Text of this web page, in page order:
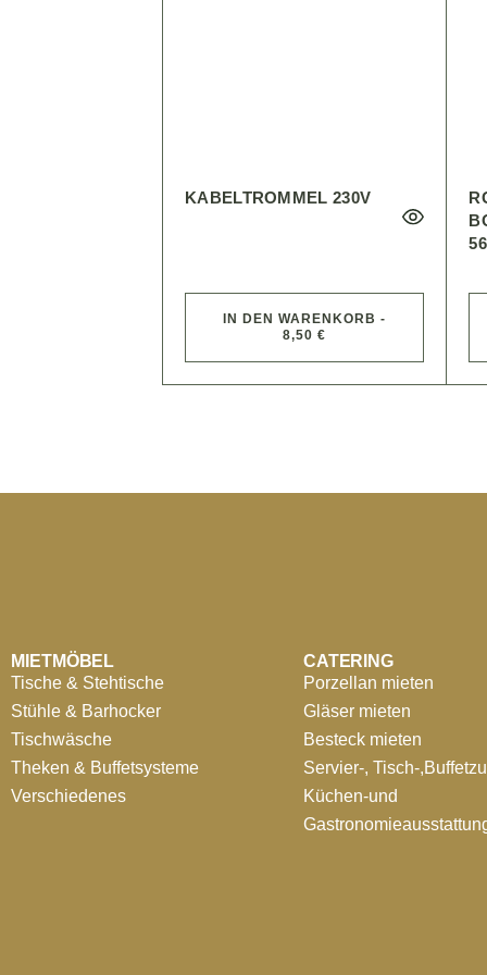
KABELTROMMEL 230V
IN DEN WARENKORB -
8,50 €
MIETMÖBEL
Tische & Stehtische
Stühle & Barhocker
Tischwäsche
Theken & Buffetsysteme
Verschiedenes
CATERING
Porzellan mieten
Gläser mieten
Besteck mieten
Servier-, Tisch-
Küchen-und